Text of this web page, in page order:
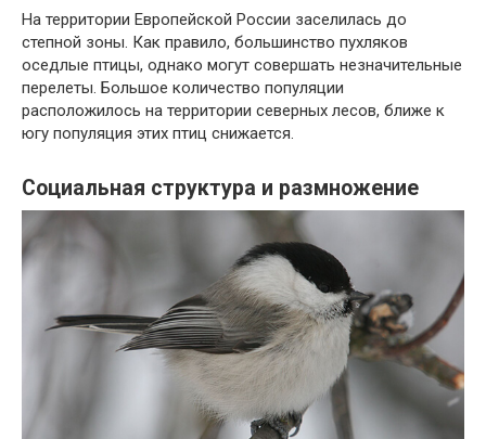
На территории Европейской России заселилась до
степной зоны. Как правило, большинство пухляков
оседлые птицы, однако могут совершать незначительные
перелеты. Большое количество популяции
расположилось на территории северных лесов, ближе к
югу популяция этих птиц снижается.
Социальная структура и размножение